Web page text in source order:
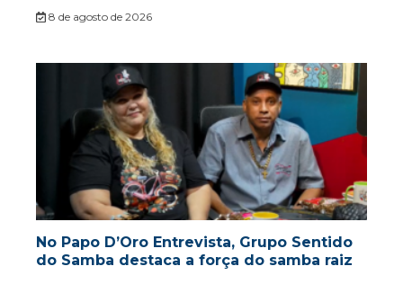
8 de agosto de 2026
No Papo D’Oro Entrevista, Grupo Sentido
do Samba destaca a força do samba raiz